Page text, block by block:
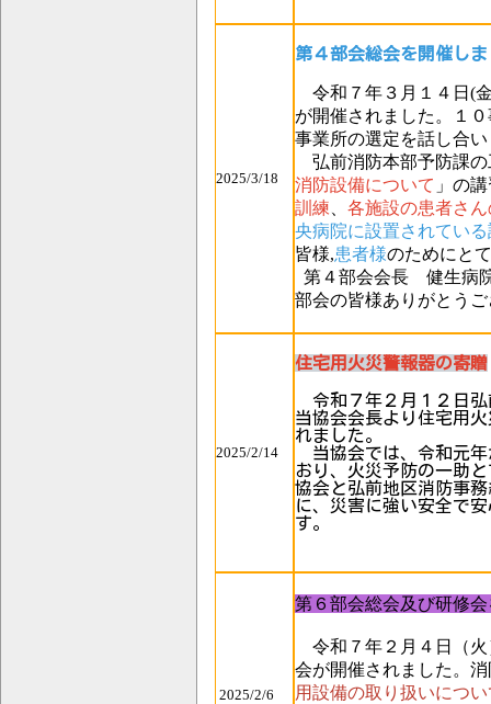
2025/3/18
第４部会総会を開催し
令和７年３月１４日(
が開催されました。１
事業所の選定を話し合
弘前消防本部予防課の
消防設備について 」の
訓練
各施設の患者さ
央病院に設置されてい
皆様,患者様のために と
第４部会会長 健生病
部会の皆様ありがとう
2025/2/14
住宅用火災警報器の寄贈
令和７年２月１２日弘
当協会会長より住宅用
れました。
当協会では、令和元年
おり、火災予防の一助
協会と弘前地区消防事
に、災害に強い安全で
す。
2025/2/6
第６部会総会及び研修
令和７年２月４日（火
会が開催されました。
用設備の取り扱いにつ